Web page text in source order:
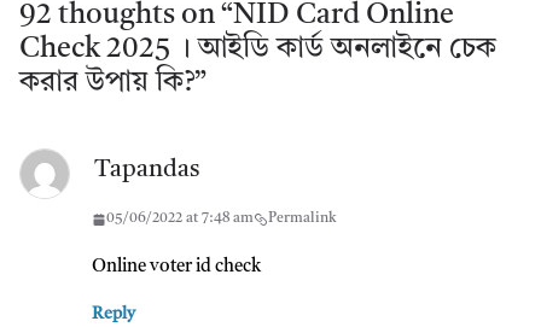
92 thoughts on “NID Card Online
Check 2025 । আইডি কার্ড অনলাইনে চেক
করার উপায় কি?”
Tapandas
05/06/2022 at 7:48 am Permalink
Online voter id check
Reply